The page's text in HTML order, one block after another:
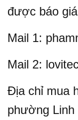
được báo
Mail 1:
Mail 2:
Địa chỉ mua
phường